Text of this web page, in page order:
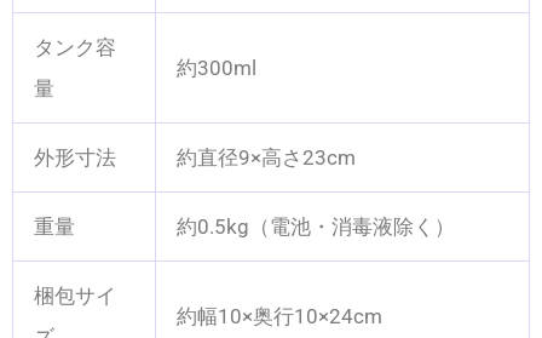
タンク容
量
約300ml
外形寸法 約直径9×高さ23cm
重量 約0.5kg（電池・消毒液除く）
梱包サイ
約幅10×奥行10×24cm